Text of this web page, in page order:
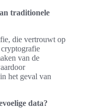
traditionele
die vertrouwt op
van de
het geval van
data?